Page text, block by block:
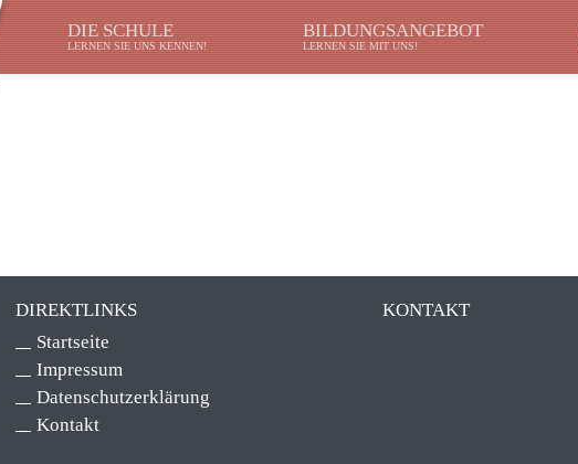
DIE SCHULE
LERNEN SIE UNS KENNEN!
BILDUNGSANGEBOT
LERNEN SIE MIT UNS!
DIREKTLINKS
Startseite
Impressum
Datenschutzerklärung
Kontakt
KONTAKT